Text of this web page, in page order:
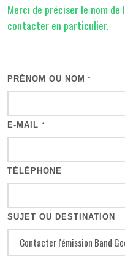
Merci de préciser le nom
contacter en particulier.
PRÉNOM OU NOM *
E-MAIL *
TÉLÉPHONE
SUJET OU DESTINATION